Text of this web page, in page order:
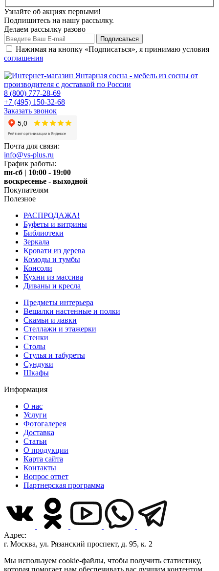
Узнайте об акциях первыми!
Подпишитесь на нашу рассылку.
Делаем рассылку разово
Нажимая на кнопку «Подписаться», я принимаю условия
соглашения
8 (800) 777-28-69
+7 (495) 150-32-68
Заказать звонок
Почта для связи:
info@vs-plus.ru
График работы:
пн-сб | 10:00 - 19:00
воскресенье - выходной
Покупателям
Полезное
РАСПРОДАЖА!
Буфеты и витрины
Библиотеки
Зеркала
Кровати из дерева
Комоды и тумбы
Консоли
Кухни из массива
Диваны и кресла
Предметы интерьера
Вешалки настенные и полки
Скамьи и лавки
Стеллажи и этажерки
Стенки
Столы
Стулья и табуреты
Сундуки
Шкафы
Информация
О нас
Услуги
Фотогалерея
Доставка
Статьи
О продукции
Карта сайта
Контакты
Вопрос ответ
Партнерская программа
Адрес:
г. Москва, ул. Рязанский проспект, д. 95, к. 2
Мы используем cookie-файлы, чтобы получить статистику,